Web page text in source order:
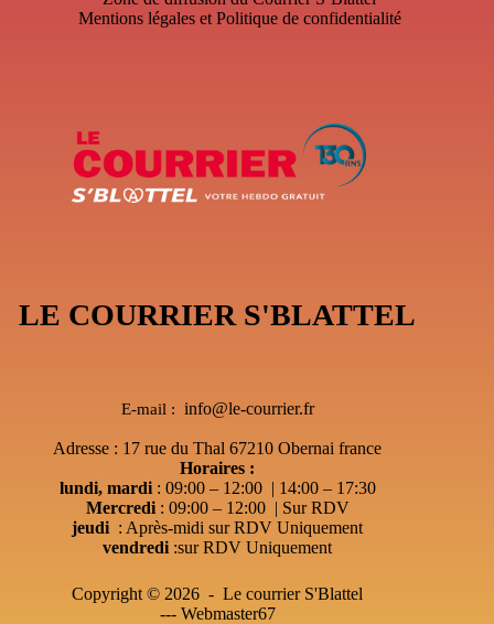
Mentions légales et Politique de confidentialité
LE COURRIER S'BLATTEL
E-mail : info@le-courrier.fr
Adresse : 17 rue du Thal 67210 Obernai france
Horaires :
lundi, mardi: 09:00 – 12:00 | 14:00 – 17:30
Mercredi: 09:00 – 12:00 | Sur RDV
jeudi : Après-midi sur RDV Uniquement
vendredi :sur RDV Uniquement
Copyright © 2026 - Le courrier S'Blattel
--- Webmaster67